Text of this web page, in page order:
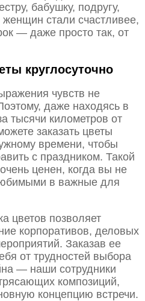
бабушку, подругу,
стали счастливее,
— даже просто так, от
круглосуточно
чувств не
даже находясь в
тысячи километров от
заказать цветы
времени, чтобы
с праздником. Такой
ценен, когда вы не
в важные для
цветов позволяет
корпоративов, деловых
Заказав ее
от трудностей выбора
— наши сотрудники
композиций,
концепцию встречи.